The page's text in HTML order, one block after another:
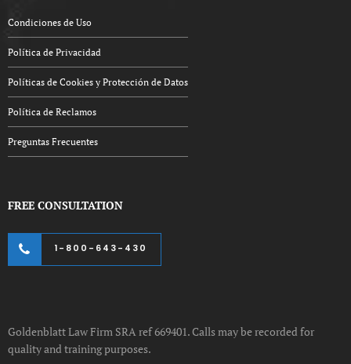
Condiciones de Uso
Política de Privacidad
Políticas de Cookies y Protección de Datos
Política de Reclamos
Preguntas Frecuentes
FREE CONSULTATION
1-800-643-430
Goldenblatt Law Firm SRA ref 669401. Calls may be recorded for
quality and training purposes.